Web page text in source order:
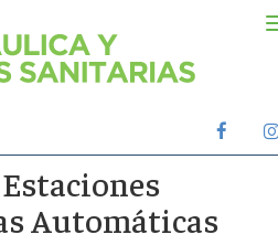
oficial
Automáticas